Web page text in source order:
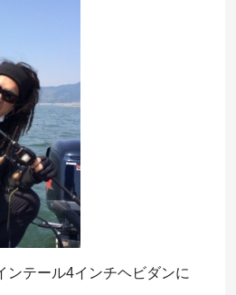
ンテール4インチヘビダンに